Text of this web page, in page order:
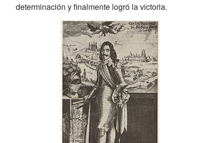
determinación y finalmente logró la victoria.